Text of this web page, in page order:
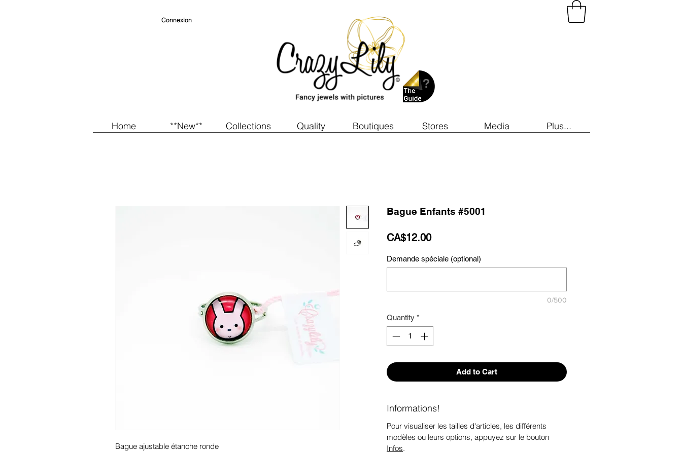
Home **New** Collections Quality Boutiques Stores Media Plus...
Connexion
Bague ajustable étanche ronde
Bague Enfants #5001
CA$12.00Price
Demande spéciale (optional)
0/500
Quantity *
Add to Cart
Informations!
Pour visualiser les tailles d'articles, les différents
modèles ou leurs options, appuyez sur le bouton
Infos.